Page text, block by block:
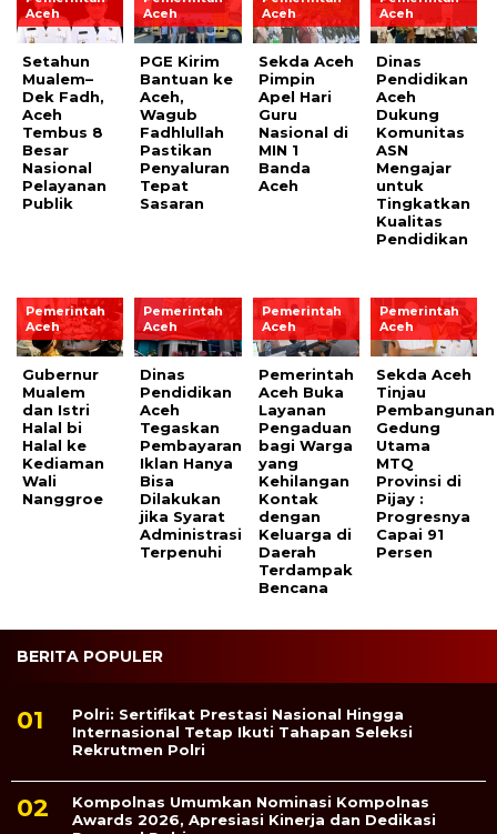
Aceh
Setahun
Mualem–
Dek Fadh,
Aceh
Tembus 8
Besar
Nasional
Pelayanan
Publik
Aceh
PGE Kirim
Bantuan ke
Aceh,
Wagub
Fadhlullah
Pastikan
Penyaluran
Tepat
Sasaran
Aceh
Sekda Aceh
Pimpin
Apel Hari
Guru
Nasional di
MIN 1
Banda
Aceh
Aceh
Dinas
Pendidikan
Aceh
Dukung
Komunitas
ASN
Mengajar
untuk
Tingkatkan
Kualitas
Pendidikan
Pemerintah
Aceh
Gubernur
Mualem
dan Istri
Halal bi
Halal ke
Kediaman
Wali
Nanggroe
Pemerintah
Aceh
Dinas
Pendidikan
Aceh
Tegaskan
Pembayaran
Iklan Hanya
Bisa
Dilakukan
jika Syarat
Administrasi
Terpenuhi
Pemerintah
Aceh
Pemerintah
Aceh Buka
Layanan
Pengaduan
bagi Warga
yang
Kehilangan
Kontak
dengan
Keluarga di
Daerah
Terdampak
Bencana
Pemerintah
Aceh
Sekda Aceh
Tinjau
Pembangunan
Gedung
Utama
MTQ
Provinsi di
Pijay :
Progresnya
Capai 91
Persen
BERITA POPULER
Polri: Sertifikat Prestasi Nasional Hingga
Internasional Tetap Ikuti Tahapan Seleksi
Rekrutmen Polri
Kompolnas Umumkan Nominasi Kompolnas
Awards 2026, Apresiasi Kinerja dan Dedikasi